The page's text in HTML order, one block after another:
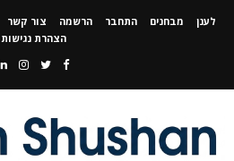
לענן מבחנים התחבר הרשמה צור קשר
הצהרת נגישות